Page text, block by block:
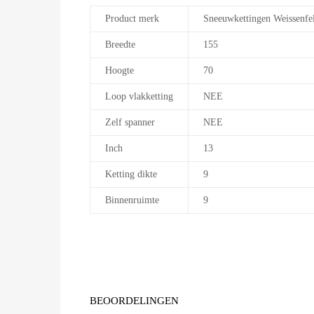
Product merk Sneeuwkettingen
Breedte 155
Hoogte 70
Loop vlakketting NEE
Zelf spanner NEE
Inch 13
Ketting dikte 9
Binnenruimte 9
BEOORDELINGEN